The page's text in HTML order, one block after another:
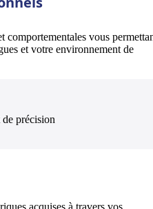
comportementales vous
et votre environnement de
précision
acquises à travers vos